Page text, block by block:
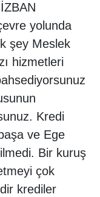
yolunda
şey Meslek
hizmetleri
Kredi
ve Ege
Bir kuruş
çok
krediler